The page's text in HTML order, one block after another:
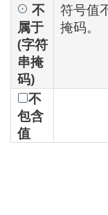
不
属于
(字符
串掩
码)
符号值
掩码。
不
包含
值